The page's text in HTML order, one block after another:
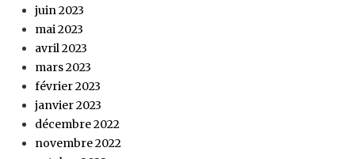
juin 2023
mai 2023
avril 2023
mars 2023
février 2023
janvier 2023
décembre 2022
novembre 2022